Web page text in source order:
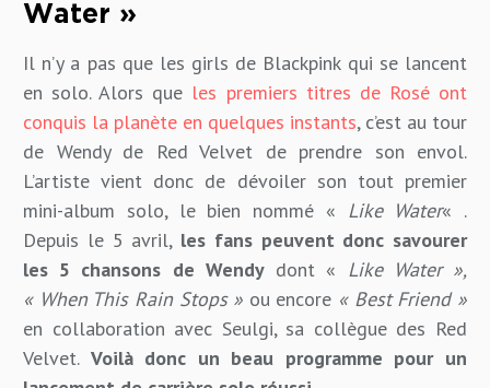
Water »
Il n’y a pas que les girls de Blackpink qui se lancent
en solo. Alors que les premiers titres de Rosé ont
conquis la planète en quelques instants, c’est au tour
de Wendy de Red Velvet de prendre son envol.
L’artiste vient donc de dévoiler son tout premier
mini-album solo, le bien nommé « Like Water« .
Depuis le 5 avril, les fans peuvent donc savourer
les 5 chansons de Wendydont « Like Water »,
« When This Rain Stops » ou encore « Best Friend »
en collaboration avec Seulgi, sa collègue des Red
Velvet. Voilà donc un beau programme pour un